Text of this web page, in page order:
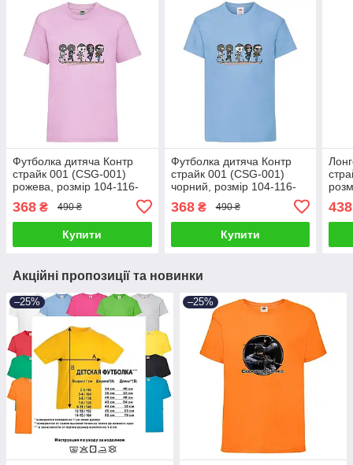
Футболка дитяча Контр
страйк 001 (CSG-001)
рожева, розмір 104-116-
368 ₴ 490 ₴
Купити
Футболка дитяча Контр
страйк 001 (CSG-001)
чорний, розмір 104-116-
368₴ 490 ₴
Купити
438
Акційні пропозиції та новинки
–25% –25%